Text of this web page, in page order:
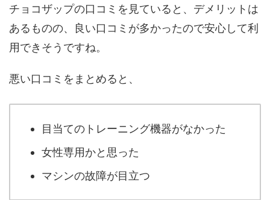
チョコザップの口コミを見ていると、デメリットは
あるものの、良い口コミが多かったので安心して利
用できそうですね。
悪い口コミをまとめると、
目当てのトレーニング機器がなかった
女性専用かと思った
マシンの故障が目立つ